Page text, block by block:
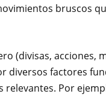
bruscos
(divisas, acciones,
diversos factores
Por